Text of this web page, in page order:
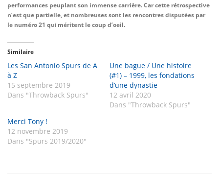
performances peuplant son immense carrière. Car cette rétrospective
n’est que partielle, et nombreuses sont les rencontres disputées par
le numéro 21 qui méritent le coup d’oeil.
Similaire
Les San Antonio Spurs de A
à Z
15 septembre 2019
Dans "Throwback Spurs"
Une bague / Une histoire
(#1) – 1999, les fondations
d’une dynastie
12 avril 2020
Dans "Throwback Spurs"
Merci Tony !
12 novembre 2019
Dans "Spurs 2019/2020"